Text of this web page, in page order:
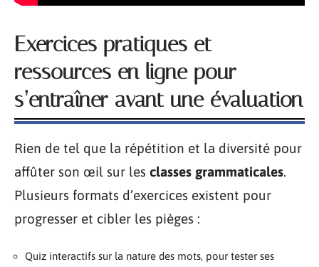
Exercices pratiques et
ressources en ligne pour
s’entraîner avant une évaluation
Rien de tel que la répétition et la diversité pour
affûter son œil sur les classes grammaticales.
Plusieurs formats d’exercices existent pour
progresser et cibler les pièges :
Quiz interactifs sur la nature des mots, pour tester ses